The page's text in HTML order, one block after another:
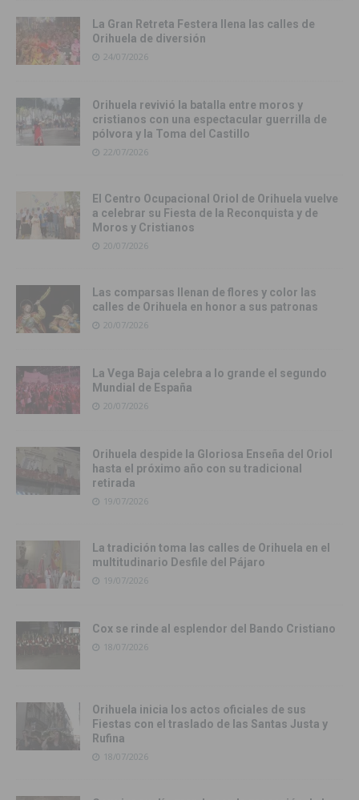
La Gran Retreta Festera llena las calles de
Orihuela de diversión
24/07/2026
Orihuela revivió la batalla entre moros y
cristianos con una espectacular guerrilla de
pólvora y la Toma del Castillo
22/07/2026
El Centro Ocupacional Oriol de Orihuela vuelve
a celebrar su Fiesta de la Reconquista y de
Moros y Cristianos
20/07/2026
Las comparsas llenan de flores y color las
calles de Orihuela en honor a sus patronas
20/07/2026
La Vega Baja celebra a lo grande el segundo
Mundial de España
20/07/2026
Orihuela despide la Gloriosa Enseña del Oriol
hasta el próximo año con su tradicional
retirada
19/07/2026
La tradición toma las calles de Orihuela en el
multitudinario Desfile del Pájaro
19/07/2026
Cox se rinde al esplendor del Bando Cristiano
18/07/2026
Orihuela inicia los actos oficiales de sus
Fiestas con el traslado de las Santas Justa y
Rufina
18/07/2026